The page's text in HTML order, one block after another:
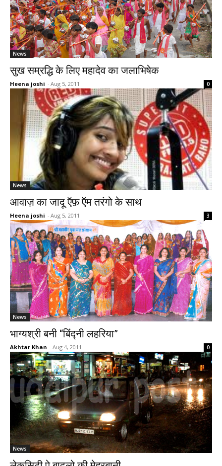
News
सुख सम्रद्धि के लिए महादेव का जलाभिषेक
Heena joshi - Aug 5, 2011 0
News
आवाज़ का जादू ऍफ़ ऍम तरंगो के साथ
Heena joshi - Aug 5, 2011 3
News
भाग्यश्री बनी “बिंद्नी लहरिया”
Akhtar Khan - Aug 4, 2011 0
News